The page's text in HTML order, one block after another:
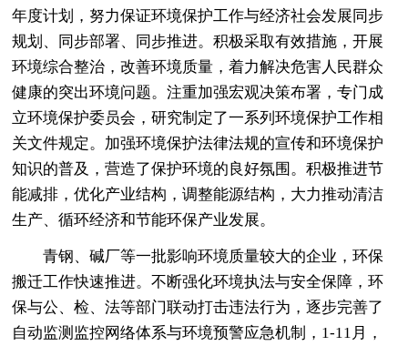
年度计划，努力保证环境保护工作与经济社会发展同步
规划、同步部署、同步推进。积极采取有效措施，开展
环境综合整治，改善环境质量，着力解决危害人民群众
健康的突出环境问题。注重加强宏观决策布署，专门成
立环境保护委员会，研究制定了一系列环境保护工作相
关文件规定。加强环境保护法律法规的宣传和环境保护
知识的普及，营造了保护环境的良好氛围。积极推进节
能减排，优化产业结构，调整能源结构，大力推动清洁
生产、循环经济和节能环保产业发展。
青钢、碱厂等一批影响环境质量较大的企业，环保
搬迁工作快速推进。不断强化环境执法与安全保障，环
保与公、检、法等部门联动打击违法行为，逐步完善了
自动监测监控网络体系与环境预警应急机制，1-11月，